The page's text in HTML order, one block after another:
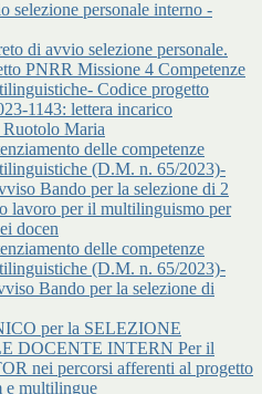
selezione personale interno -
di avvio selezione personale.
PNRR Missione 4 Competenze
Codice progetto
1143: lettera incarico
Maria
delle competenze
(D.M. n. 65/2023)-
Bando per la selezione di 2
lavoro per il multilinguismo per
docen
delle competenze
(D.M. n. 65/2023)-
Bando per la selezione di
per la SELEZIONE
DOCENTE INTERN Per il
nei percorsi afferenti al progetto
e multilingue